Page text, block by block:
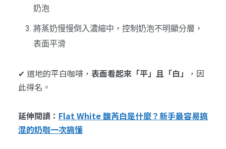
奶泡
將蒸奶慢慢倒入濃縮中，控制奶泡不明顯分層，
表面平滑
✔ 道地的平白咖啡， 表面看起來「平」且「白」
，因
此得名。
延伸閱讀： Flat White 馥芮白是什麼？新手最容易搞
混的奶咖一次搞懂